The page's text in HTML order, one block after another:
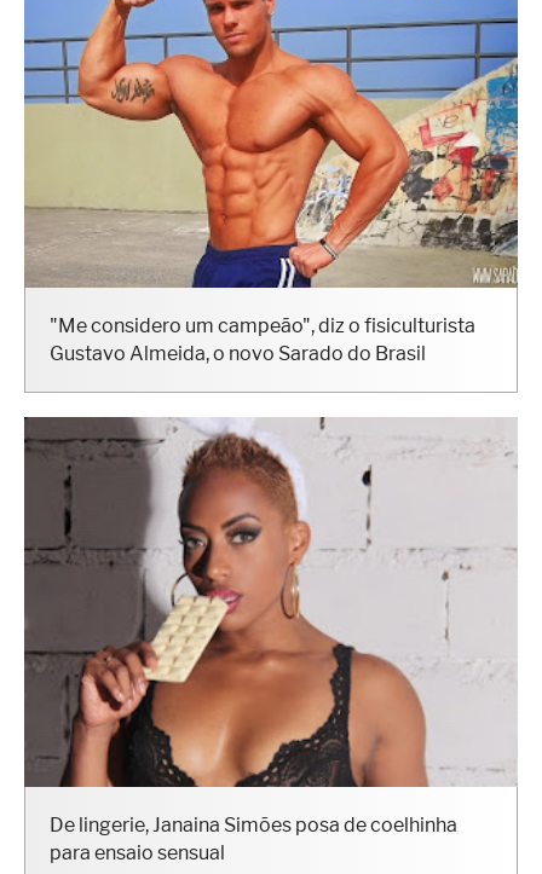
"Me considero um campeão", diz o fisiculturista
De lingerie, Janaina Simões posa de coelhinha